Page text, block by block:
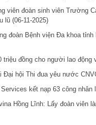
viên đoàn sinh viên Trường
lũ (06-11-2025)
đoàn Bệnh viện Đa khoa
triệu đồng cho người lao động
hội Thi đua yêu nước
kết nạp 63 công
Hồng Lĩnh: Lấy đoàn viên